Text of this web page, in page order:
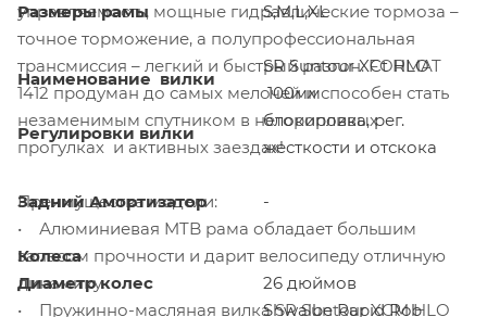
управляемость, мощные гидравлические тормоза –
точное торможение, а полупрофессиональная
трансмиссия – легкий и быстрый разгон. FORMAT
1412 продуман до самых мелочей и способен стать
незаменимым спутником в неторопливых
прогулках и активных заездах!
Преимущества модели:
• Алюминиевая MTB рама обладает большим
запасом прочности и дарит велосипеду отличную
динамику.
• Пружинно-масляная вилка SR Suntour XCM HLO
Размеры рамы
S,M,L,XL
Наименование вилки
SR Suntour XCt HLO
100мм
Регулировки вилки
блокировка, рег.
жесткости и отскока
Задний Амортизатор -
Колеса
Диаметр колес
26 дюймов
Shwalbe Rapid Rob